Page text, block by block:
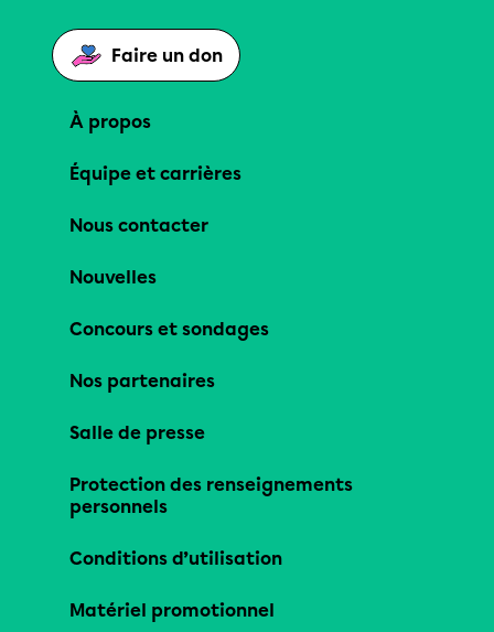
Faire un don
À propos
Équipe et carrières
Nous contacter
Nouvelles
Concours et sondages
Nos partenaires
Salle de presse
Protection des renseignements
personnels
Conditions d’utilisation
Matériel promotionnel